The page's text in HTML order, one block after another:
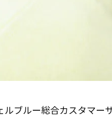
ブルー総合カスタマー